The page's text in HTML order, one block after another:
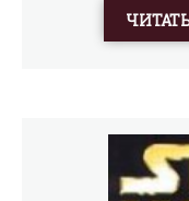
пользуются
обернуться
ДАННОМ ФАЙЛЕ
КО ВСЕМ, У КОГО